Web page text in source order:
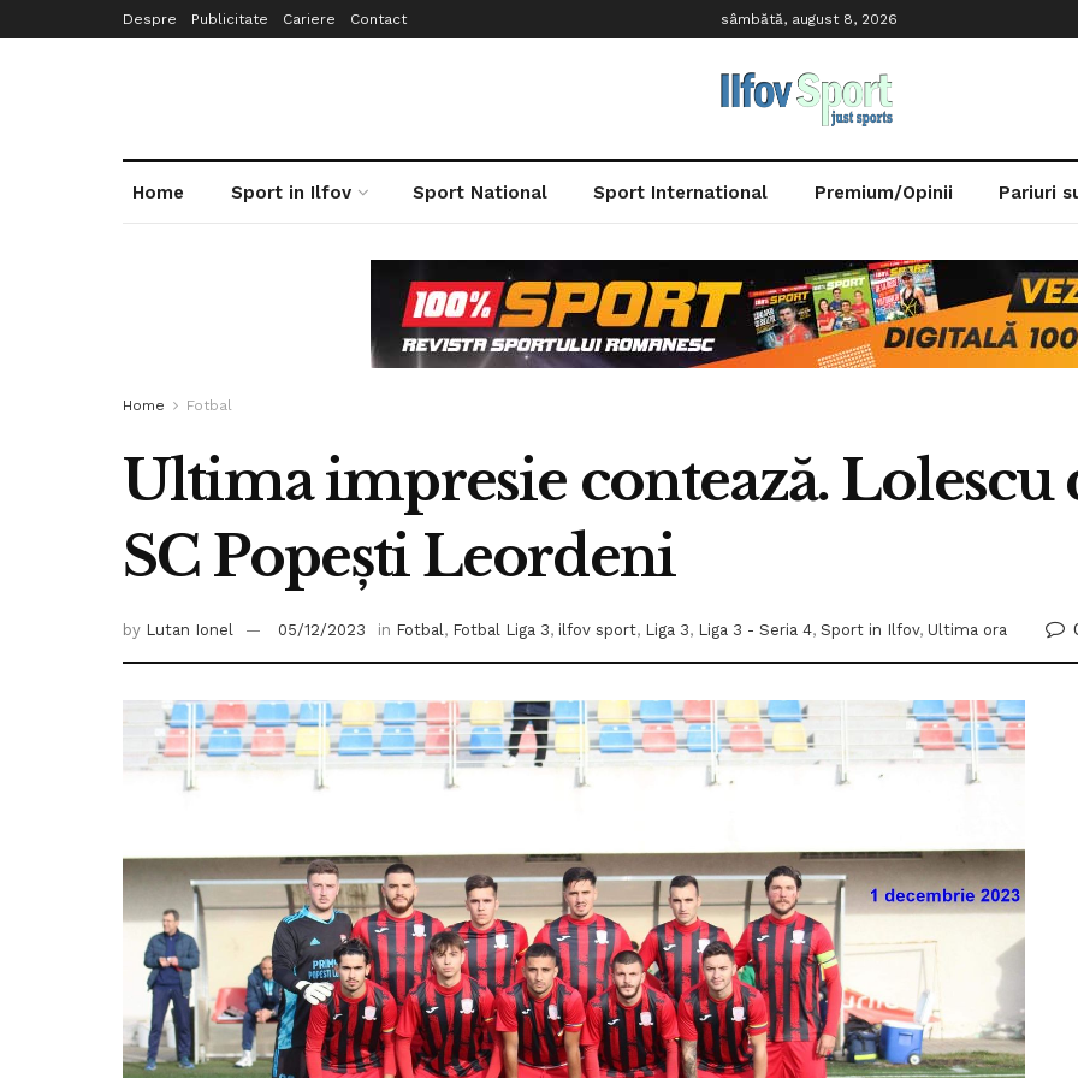
Despre Publicitate Cariere Contact sâmbătă, august 8, 2026
Home Sport in Ilfov Sport National Sport International Premium/Opinii Pariuri
Home Fotbal
Ultima impresie contează. Lolescu
SC Popești Leordeni
by Lutan Ionel 05/12/2023 in Fotbal, Fotbal Liga 3, ilfov sport, Liga 3, Liga 3 - Seria 4, Sport in Ilfov, Ultima ora